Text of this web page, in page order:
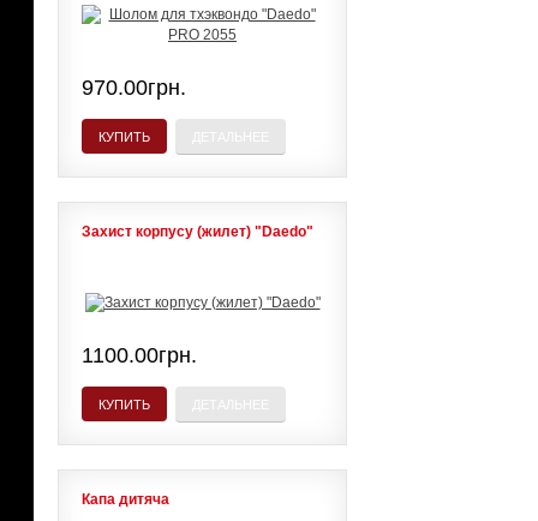
970.00грн.
КУПИТЬ
Захист корпусу (жилет) "Daedo"
1100.00грн.
КУПИТЬ
Капа дитяча